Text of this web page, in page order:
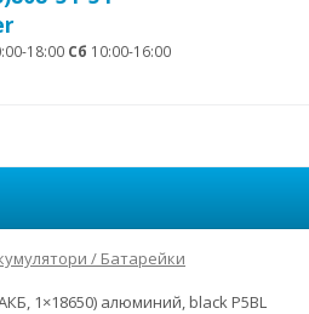
18:00 Сб 10:00-16:00
/ Батарейки
1×18650) алюминий, black P5BL